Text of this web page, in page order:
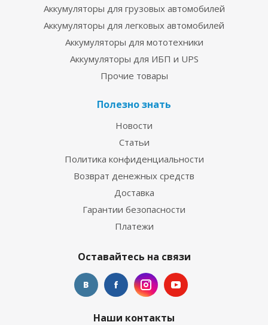
Аккумуляторы для грузовых автомобилей
Аккумуляторы для легковых автомобилей
Аккумуляторы для мототехники
Аккумуляторы для ИБП и UPS
Прочие товары
Полезно знать
Новости
Статьи
Политика конфиденциальности
Возврат денежных средств
Доставка
Гарантии безопасности
Платежи
Оставайтесь на связи
Наши контакты